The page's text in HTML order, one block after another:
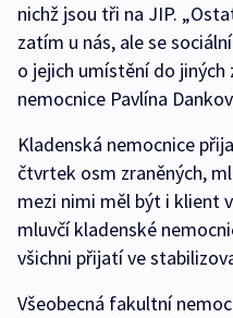
nichž jsou tři na JIP.
zatím u nás, ale se
o jejich umístění do jiných
nemocnice Pavlína
Kladenská nemocnice
čtvrtek osm zraněných,
mezi nimi měl být i klient
mluvčí kladenské
všichni přijatí ve
Všeobecná fakultní